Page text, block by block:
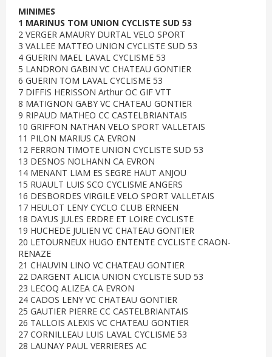
MINIMES
1 MARINUS TOM UNION CYCLISTE SUD 53
2 VERGER AMAURY DURTAL VELO SPORT
3 VALLEE MATTEO UNION CYCLISTE SUD 53
4 GUERIN MAEL LAVAL CYCLISME 53
5 LANDRON GABIN VC CHATEAU GONTIER
6 GUERIN TOM LAVAL CYCLISME 53
7 DIFFIS HERISSON Arthur OC GIF VTT
8 MATIGNON GABY VC CHATEAU GONTIER
9 RIPAUD MATHEO CC CASTELBRIANTAIS
10 GRIFFON NATHAN VELO SPORT VALLETAIS
11 PILON MARIUS CA EVRON
12 FERRON TIMOTE UNION CYCLISTE SUD 53
13 DESNOS NOLHANN CA EVRON
14 MENANT LIAM ES SEGRE HAUT ANJOU
15 RUAULT LUIS SCO CYCLISME ANGERS
16 DESBORDES VIRGILE VELO SPORT VALLETAIS
17 HEULOT LENY CYCLO CLUB ERNEEN
18 DAYUS JULES ERDRE ET LOIRE CYCLISTE
19 HUCHEDE JULIEN VC CHATEAU GONTIER
20 LETOURNEUX HUGO ENTENTE CYCLISTE CRAON-
RENAZE
21 CHAUVIN LINO VC CHATEAU GONTIER
22 DARGENT ALICIA UNION CYCLISTE SUD 53
23 LECOQ ALIZEA CA EVRON
24 CADOS LENY VC CHATEAU GONTIER
25 GAUTIER PIERRE CC CASTELBRIANTAIS
26 TALLOIS ALEXIS VC CHATEAU GONTIER
27 CORNILLEAU LUIS LAVAL CYCLISME 53
28 LAUNAY PAUL VERRIERES AC